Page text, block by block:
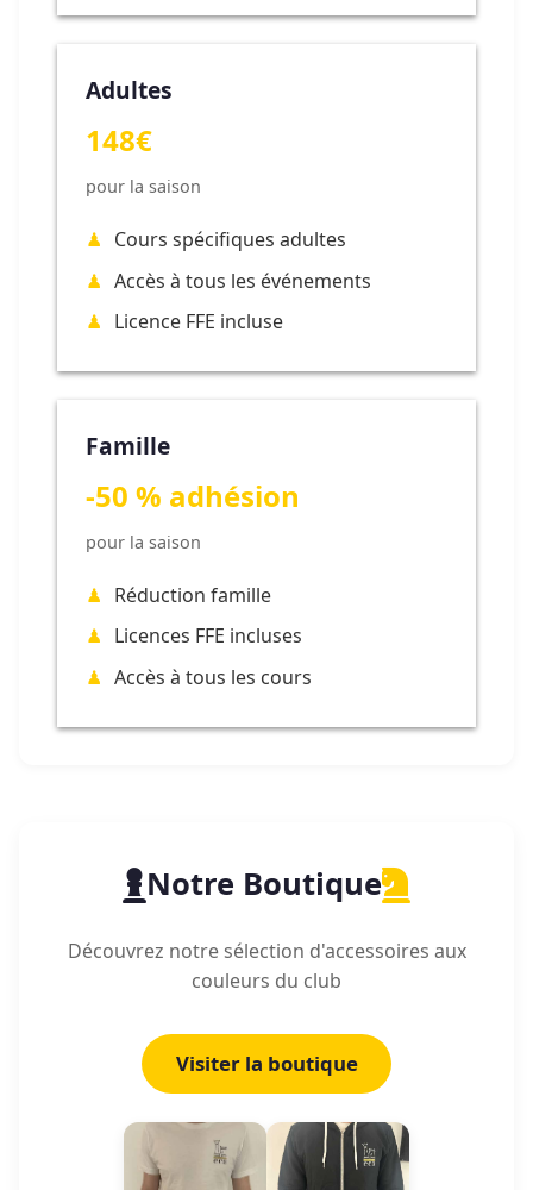
Adultes
148€
pour la saison
Cours spécifiques adultes
Accès à tous les événements
Licence FFE incluse
Famille
-50 % adhésion
pour la saison
Réduction famille
Licences FFE incluses
Accès à tous les cours
Notre Boutique
Découvrez notre sélection d'accessoires aux
couleurs du club
Visiter la boutique